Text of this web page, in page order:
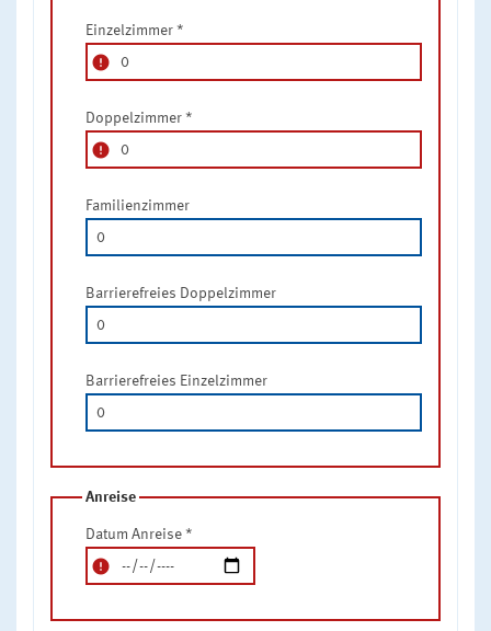
Einzelzimmer *
error
Doppelzimmer *
error
Familienzimmer
Barrierefreies Doppelzimmer
Barrierefreies Einzelzimmer
Anreise
Datum Anreise *
error